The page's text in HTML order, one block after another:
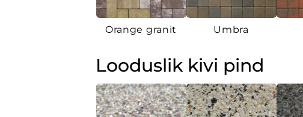
Orange granit Umbra
Looduslik kivi pind